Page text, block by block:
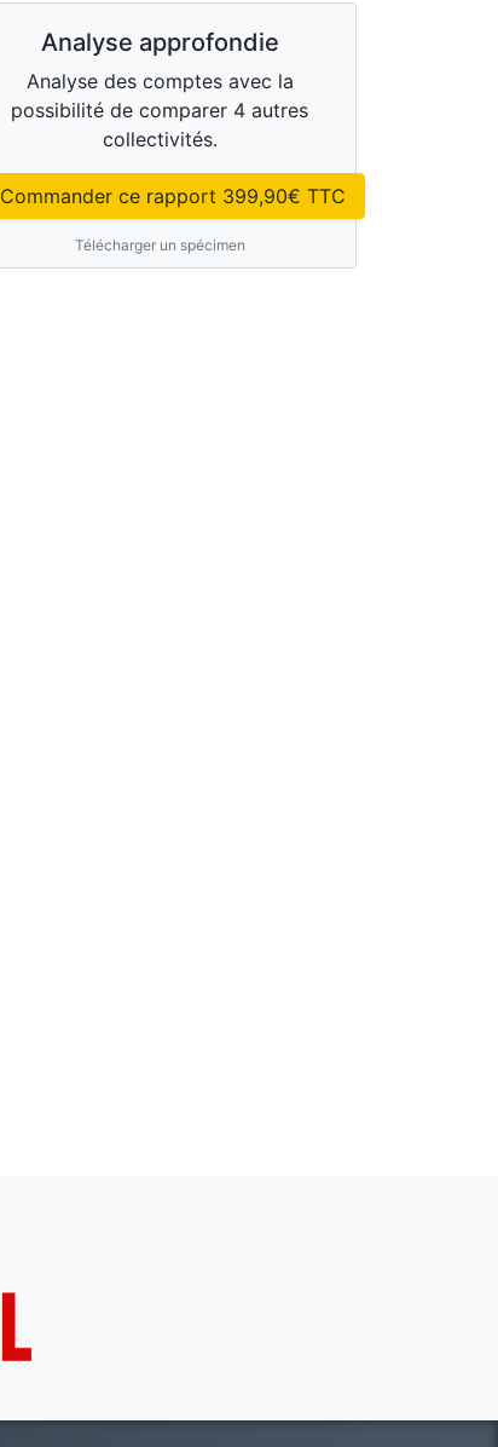
Analyse approfondie
Analyse des comptes avec la
possibilité de comparer 4 autres
collectivités.
Commander ce rapport 399,90€ TTC
Télécharger un spécimen